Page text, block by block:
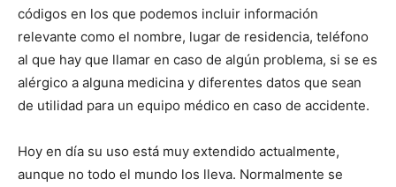
códigos en los que podemos incluir información
relevante como el nombre, lugar de residencia, teléfono
al que hay que llamar en caso de algún problema, si se es
alérgico a alguna medicina y diferentes datos que sean
de utilidad para un equipo médico en caso de accidente.
Hoy en día su uso está muy extendido actualmente,
aunque no todo el mundo los lleva. Normalmente se